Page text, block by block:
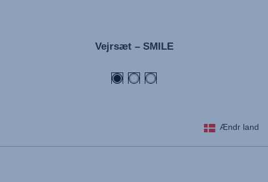
Kasutusjuhend (Eesti keel)
Käyttöohjeet (Suomi)
Lietošanas instrukcija (Latviešu valoda)
Naudojimo instrukcija (Lietuvių kalba)
Vejrsæt – SMILE
Ændr land